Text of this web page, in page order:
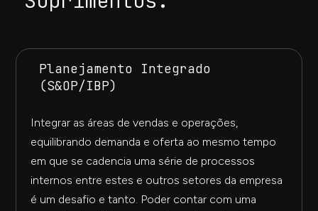
Planejamento Integrado
(S&OP/IBP)
Integrar as áreas de vendas e operações,
equilibrando demanda e oferta ao mesmo tempo
em que se cadencia uma série de processos
internos entre estes e outros setores da empresa
é um desafio e tanto. Poder contar com uma